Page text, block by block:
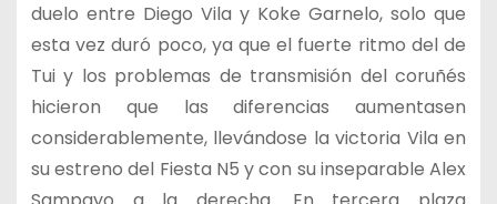
duelo entre Diego Vila y Koke Garnelo, solo que
esta vez duró poco, ya que el fuerte ritmo del de
Tui y los problemas de transmisión del coruñés
hicieron que las diferencias aumentasen
considerablemente, llevándose la victoria Vila en
su estreno del Fiesta N5 y con su inseparable Alex